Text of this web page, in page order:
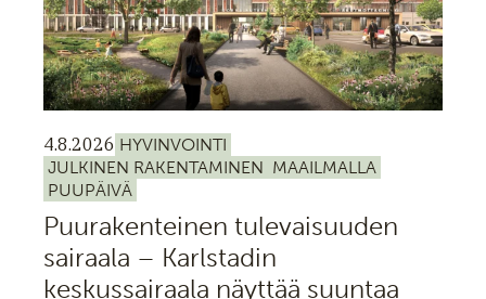
4.8.2026 HYVINVOINTI
JULKINEN RAKENTAMINEN MAAILMALLA
PUUPÄIVÄ
Puurakenteinen tulevaisuuden
sairaala – Karlstadin
keskussairaala näyttää suuntaa